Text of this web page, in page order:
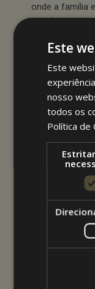
onde a família
convivem num
gritar, cair na
Enfim, é bom!
O que fazer
piscina? Será
deck?
nosso texto
E uns
aproveitar
mesmo para
da piscina?
relativamente
leitura do
Este
Este
nosso
todos os
Política de